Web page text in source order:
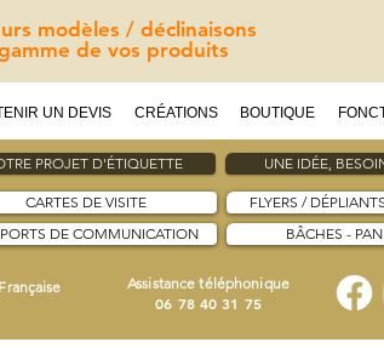
modèles / déclinaisons
de vos produits
UN DEVIS CRÉATIONS BOUTIQUE
PROJET D'ÉTIQUETTE UNE IDÉE,
CARTES DE VISITE
DE COMMUNICATION
FLYERS /
BÂCHES -
Assistance téléphonique
06 78 40 31 75